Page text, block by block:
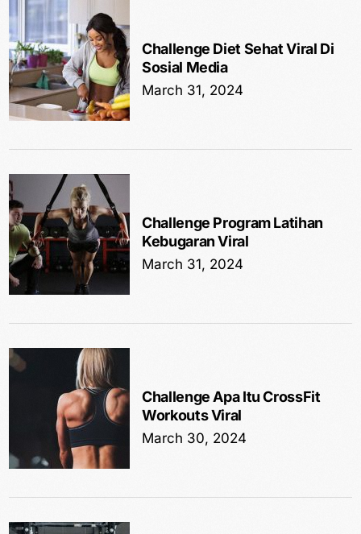
Challenge Diet Sehat Viral Di
Sosial Media
March 31, 2024
Challenge Program Latihan
Kebugaran Viral
March 31, 2024
Challenge Apa Itu CrossFit
Workouts Viral
March 30, 2024